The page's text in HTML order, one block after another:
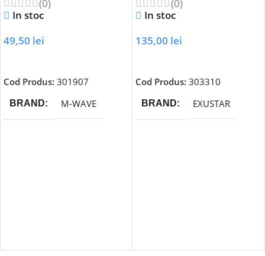
(0)
In stoc
49,50 lei
Cod Produs: 301907
BRAND M-WAVE
(0)
In stoc
135,00 lei
Cod Produs: 303310
BRAND EXUSTAR